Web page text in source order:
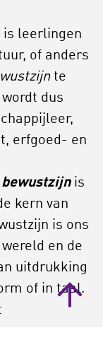
is leerlingen
of anders
te
dus
erfgoed- en
is
kern van
is ons
en de
uitdrukking
of in taal.